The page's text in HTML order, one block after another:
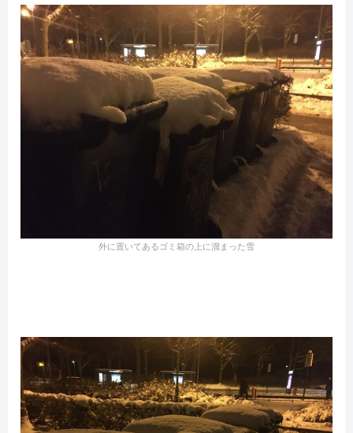
外に置いてあるゴミ箱の上に溜まった雪